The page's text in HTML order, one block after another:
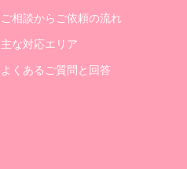
ご相談からご依頼の流れ
主な対応エリア
よくあるご質問と回答